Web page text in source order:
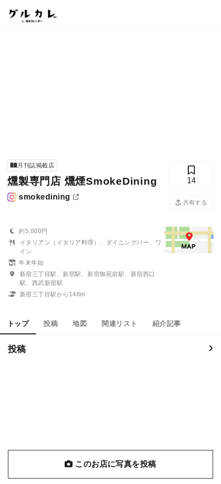
月刊誌掲載店
燻製専門店 燻煙SmokeDining
smokedining
14
共有する
約5,000円
イタリアン（イタリア料理）、ダイニングバー、ワ
イン
年末年始
新宿三丁目駅、新宿駅、新宿御苑前駅、新宿西口
駅、西武新宿駅
新宿三丁目駅から148m
トップ 投稿 地図 関連リスト 紹介記事
投稿
このお店に写真を投稿